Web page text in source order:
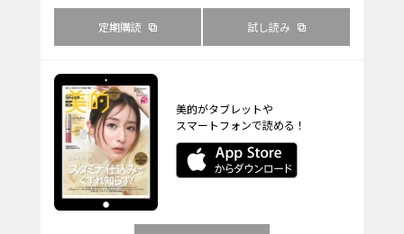
定期購読 試し読み
美的がタブレットや
スマートフォンで読める！